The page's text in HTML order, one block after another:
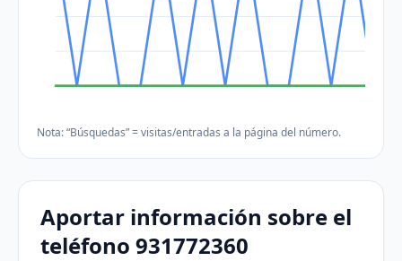
Nota: “Búsquedas” = visitas/entradas a la página del número.
Aportar información sobre el
teléfono 931772360